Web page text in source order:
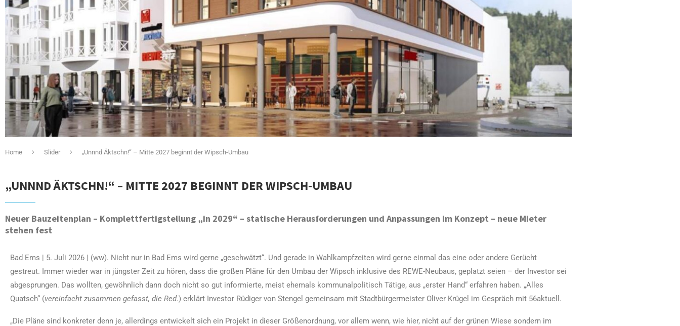
Home Slider „Unnnd Äktschn!“ – Mitte 2027 beginnt der Wipsch-Umbau
„UNNND ÄKTSCHN!“ – MITTE 2027 BEGINNT DER WIPSCH-UMBAU
Neuer Bauzeitenplan – Komplettfertigstellung „in 2029“ – statische Herausforderungen und Anpassungen im Konzept – neue Mieter
stehen fest
Bad Ems | 5. Juli 2026 | (ww). Nicht nur in Bad Ems wird gerne „geschwätzt“. Und gerade in Wahlkampfzeiten wird gerne einmal das eine oder andere Gerücht
gestreut. Immer wieder war in jüngster Zeit zu hören, dass die großen Pläne für den Umbau der Wipsch inklusive des REWE-Neubaus, geplatzt seien – der Investor sei
abgesprungen. Das wollten, gewöhnlich dann doch nicht so gut informierte, meist ehemals kommunalpolitisch Tätige, aus „erster Hand“ erfahren haben. „Alles
Quatsch“ (vereinfacht zusammen gefasst, die Red.) erklärt Investor Rüdiger von Stengel gemeinsam mit Stadtbürgermeister Oliver Krügel im Gespräch mit 56aktuell.
„Die Pläne sind konkreter denn je, allerdings entwickelt sich ein Projekt in dieser Größenordnung, vor allem wenn, wie hier, nicht auf der grünen Wiese sondern im